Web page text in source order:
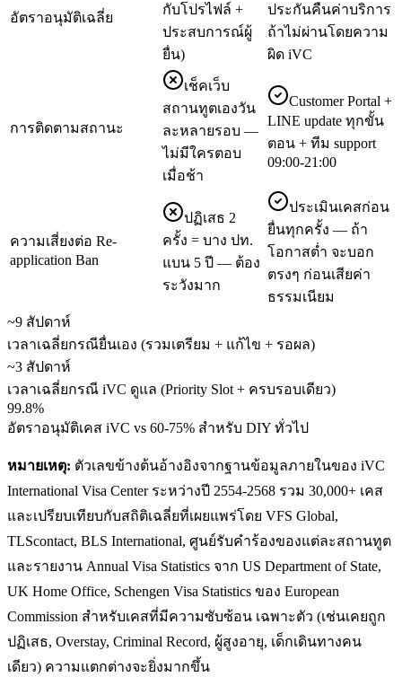
อัตราอนุมัติเฉลี่ย
กับโปรไฟล์ +
ประสบการณ์ผู้
ยื่น)
ประกันคืนค่าบริการ
ถ้าไม่ผ่านโดยความ
ผิด iVC
การติดตามสถานะ
เช็คเว็บ
สถานทูตเองวัน
ละหลายรอบ —
ไม่มีใครตอบ
เมื่อช้า
Customer Portal +
LINE update ทุกขั้น
ตอน + ทีม support
09:00-21:00
ความเสี่ยงต่อ Re-
application Ban
ปฏิเสธ 2
ครั้ง = บาง ปท.
แบน 5 ปี — ต้อง
ระวังมาก
ประเมินเคสก่อน
ยื่นทุกครั้ง — ถ้า
โอกาสต่ำ จะบอก
ตรงๆ ก่อนเสียค่า
ธรรมเนียม
~9 สัปดาห์
เวลาเฉลี่ยกรณียื่นเอง (รวมเตรียม + แก้ไข + รอผล)
~3 สัปดาห์
เวลาเฉลี่ยกรณี iVC ดูแล (Priority Slot + ครบรอบเดียว)
99.8%
อัตราอนุมัติเคส iVC vs 60-75% สำหรับ DIY ทั่วไป
หมายเหตุ: ตัวเลขข้างต้นอ้างอิงจากฐานข้อมูลภายในของ iVC
International Visa Center ระหว่างปี 2554-2568 รวม 30,000+ เคส
และเปรียบเทียบกับสถิติเฉลี่ยที่เผยแพร่โดย VFS Global,
TLScontact, BLS International, ศูนย์รับคำร้องของแต่ละสถานทูต
และรายงาน Annual Visa Statistics จาก US Department of State,
UK Home Office, Schengen Visa Statistics ของ European
Commission สำหรับเคสที่มีความซับซ้อน เฉพาะตัว (เช่นเคยถูก
ปฏิเสธ, Overstay, Criminal Record, ผู้สูงอายุ, เด็กเดินทางคน
เดียว) ความแตกต่างจะยิ่งมากขึ้น